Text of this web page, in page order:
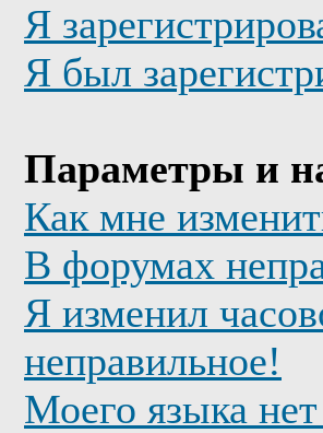
Я
Я был
Параметры и
Как мне
В форумах
Я изменил
неправильное!
Моего языка